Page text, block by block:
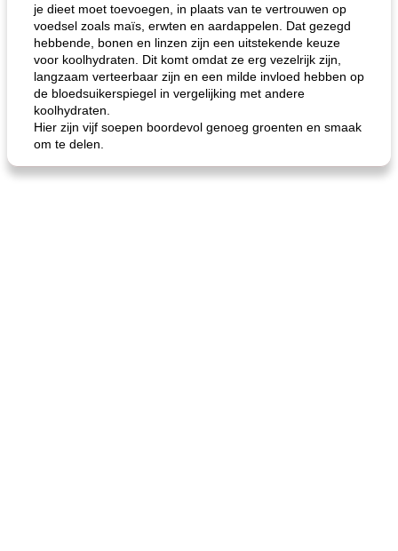
je dieet moet toevoegen, in plaats van te vertrouwen op
voedsel zoals maïs, erwten en aardappelen. Dat gezegd
hebbende, bonen en linzen zijn een uitstekende keuze
voor koolhydraten. Dit komt omdat ze erg vezelrijk zijn,
langzaam verteerbaar zijn en een milde invloed hebben op
de bloedsuikerspiegel in vergelijking met andere
koolhydraten.
Hier zijn vijf soepen boordevol genoeg groenten en smaak
om te delen.